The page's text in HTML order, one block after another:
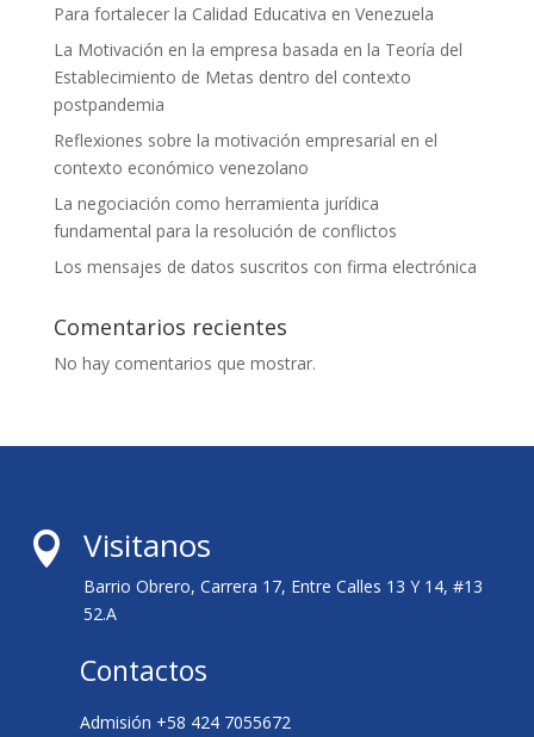
Para fortalecer la Calidad Educativa en Venezuela
La Motivación en la empresa basada en la Teoría del
Establecimiento de Metas dentro del contexto
postpandemia
Reflexiones sobre la motivación empresarial en el
contexto económico venezolano
La negociación como herramienta jurídica
fundamental para la resolución de conflictos
Los mensajes de datos suscritos con firma electrónica
Comentarios recientes
No hay comentarios que mostrar.
 Visitanos
Barrio Obrero, Carrera 17, Entre Calles 13 Y 14, #13
52.A
Contactos
Admisión +58 424 7055672